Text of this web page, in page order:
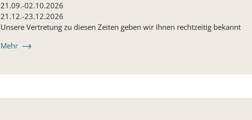
21.09.-02.10.2026
21.12.-23.12.2026
Unsere Vertretung zu diesen Zeiten geben wir Ihnen rechtzeitig bekannt
Mehr : Den Artikel lesen: Urlaubstermine 2026